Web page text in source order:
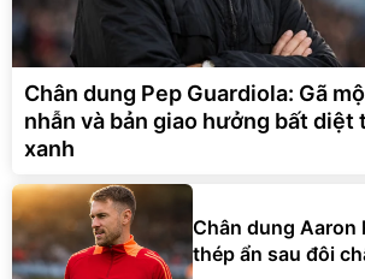
Chân dung Pep Guardiola: Gã
nhẫn và bản giao hưởng bất diệt
xanh
Chân dung Aaron
thép ẩn sau đôi